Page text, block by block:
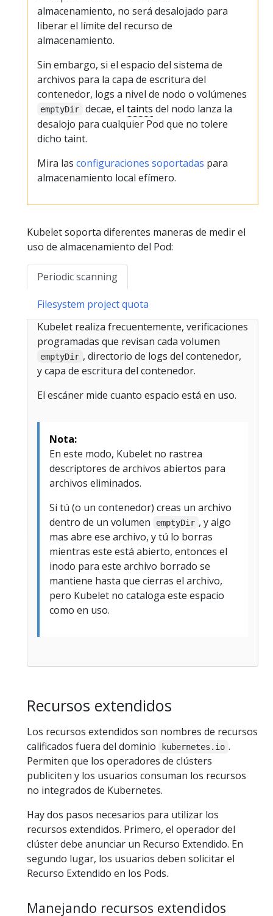
almacenamiento, no será desalojado para
liberar el límite del recurso de
almacenamiento.
Sin embargo, si el espacio del sistema de
archivos para la capa de escritura del
contenedor, logs a nivel de nodo o volúmenes
emptyDir decae, el taints del nodo lanza la
desalojo para cualquier Pod que no tolere
dicho taint.
Mira las configuraciones soportadas para
almacenamiento local efímero.
Kubelet soporta diferentes maneras de medir el
uso de almacenamiento del Pod:
Periodic scanning
Filesystem project quota
Kubelet realiza frecuentemente, verificaciones
programadas que revisan cada volumen
emptyDir , directorio de logs del contenedor,
y capa de escritura del contenedor.
El escáner mide cuanto espacio está en uso.
Nota:
En este modo, Kubelet no rastrea
descriptores de archivos abiertos para
archivos eliminados.
Si tú (o un contenedor) creas un archivo
dentro de un volumen
emptyDir , y algo
mas abre ese archivo, y tú lo borras
mientras este está abierto, entonces el
inodo para este archivo borrado se
mantiene hasta que cierras el archivo,
pero Kubelet no cataloga este espacio
como en uso.
Recursos extendidos
Los recursos extendidos son nombres de recursos
calificados fuera del dominio
kubernetes.io .
Permiten que los operadores de clústers
publiciten y los usuarios consuman los recursos
no integrados de Kubernetes.
Hay dos pasos necesarios para utilizar los
recursos extendidos. Primero, el operador del
clúster debe anunciar un Recurso Extendido. En
segundo lugar, los usuarios deben solicitar el
Recurso Extendido en los Pods.
Manejando recursos extendidos